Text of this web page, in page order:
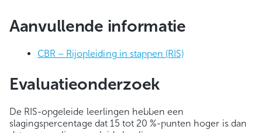
Aanvullende informatie
CBR – Rijopleiding in stappen (RIS)
Evaluatieonderzoek
De RIS-opgeleide leerlingen hebben een
slagingspercentage dat 15 tot 20 %-punten hoger is dan